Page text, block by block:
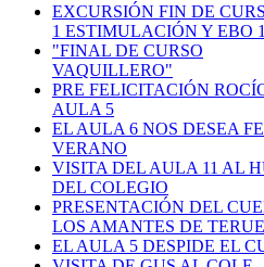
EXCURSIÓN FIN DE
1 ESTIMULACIÓN Y EBO 1
"FINAL DE CURSO
VAQUILLERO"
PRE FELICITACIÓN
AULA 5
EL AULA 6 NOS DESEA
VERANO
VISITA DEL AULA 11 AL
DEL COLEGIO
PRESENTACIÓN DEL
LOS AMANTES DE
EL AULA 5 DESPIDE EL